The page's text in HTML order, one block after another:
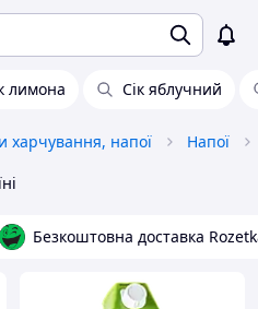
лимона Сік яблучний
харчування, напої Напої
Безкоштовна доставка